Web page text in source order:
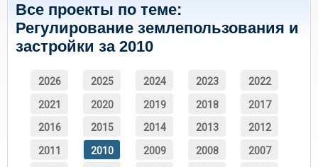
Все проекты по теме:
Регулирование землепользования и
застройки за 2010
2026 2025 2024 2023 2022
2021 2020 2019 2018 2017
2016 2015 2014 2013 2012
2011 2010 2009 2008 2007